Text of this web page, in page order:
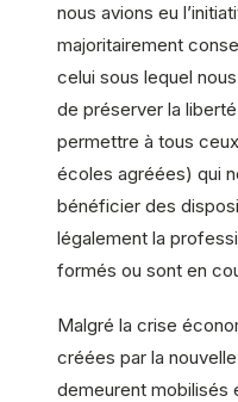
nous avions eu
majoritairement
celui sous lequel
de préserver la
permettre à tous
écoles agréées) qui
bénéficier des
légalement la
formés ou sont en
Malgré la crise
créées par la
demeurent mobilisés